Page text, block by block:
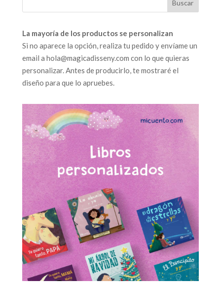
La mayoría de los productos se personalizan
Si no aparece la opción, realiza tu pedido y envíame un
email a hola@magicadisseny.com con lo que quieras
personalizar. Antes de producirlo, te mostraré el
diseño para que lo apruebes.